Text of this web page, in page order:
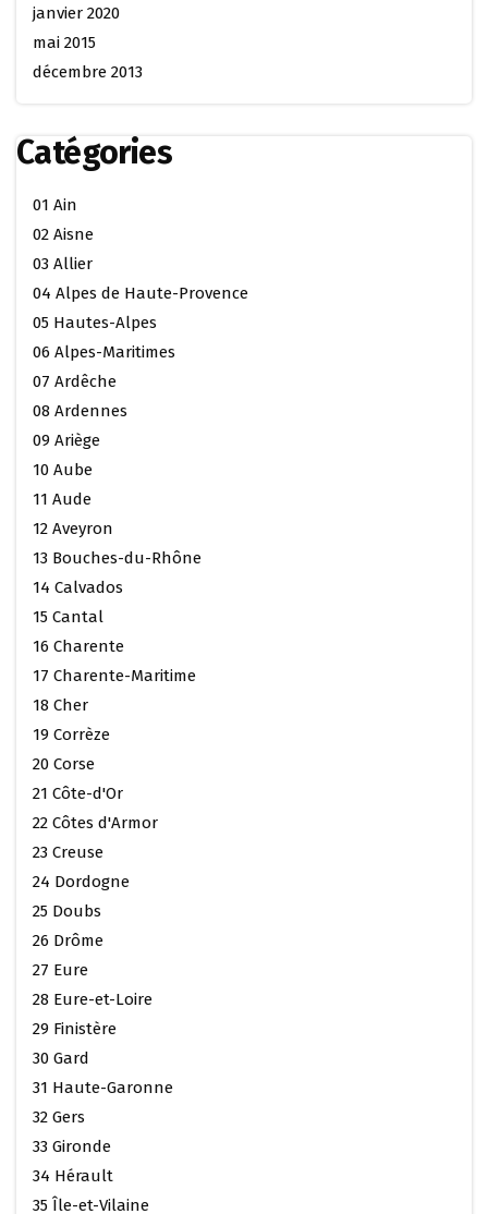
janvier 2020
mai 2015
décembre 2013
Catégories
01 Ain
02 Aisne
03 Allier
04 Alpes de Haute-Provence
05 Hautes-Alpes
06 Alpes-Maritimes
07 Ardêche
08 Ardennes
09 Ariège
10 Aube
11 Aude
12 Aveyron
13 Bouches-du-Rhône
14 Calvados
15 Cantal
16 Charente
17 Charente-Maritime
18 Cher
19 Corrèze
20 Corse
21 Côte-d'Or
22 Côtes d'Armor
23 Creuse
24 Dordogne
25 Doubs
26 Drôme
27 Eure
28 Eure-et-Loire
29 Finistère
30 Gard
31 Haute-Garonne
32 Gers
33 Gironde
34 Hérault
35 Île-et-Vilaine